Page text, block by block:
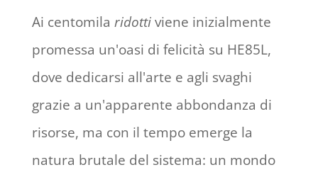
Ai centomila ridottiviene inizialmente
promessa un'oasi di felicità su HE85L,
dove dedicarsi all'arte e agli svaghi
grazie a un'apparente abbondanza di
risorse, ma con il tempo emerge la
natura brutale del sistema: un mondo